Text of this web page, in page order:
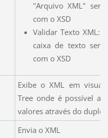
"Arquivo XML" será
com o XSD
Validar Texto XML:
caixa de texto será
com o XSD
Exibe o XML em
Tree onde é possível
valores através do
Envia o XML